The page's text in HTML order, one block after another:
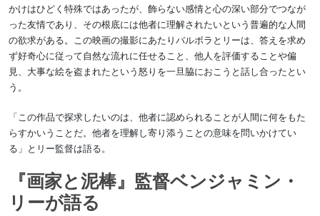
かけはひどく特殊ではあったが、飾らない感情と心の深い部分でつなが
った友情であり、その根底には他者に理解されたいという普遍的な人間
の欲求がある。この映画の撮影にあたりバルボラとリーは、答えを求め
ず好奇心に従って自然な流れに任せること、他人を評価することや偏
見、大事な絵を盗まれたという怒りを一旦脇におこうと話し合ったとい
う。
「この作品で探求したいのは、他者に認められることが人間に何をもた
らすかいうことだ。他者を理解し寄り添うことの意味を問いかけてい
る」とリー監督は語る。
『画家と泥棒』監督ベンジャミン・
リーが語る